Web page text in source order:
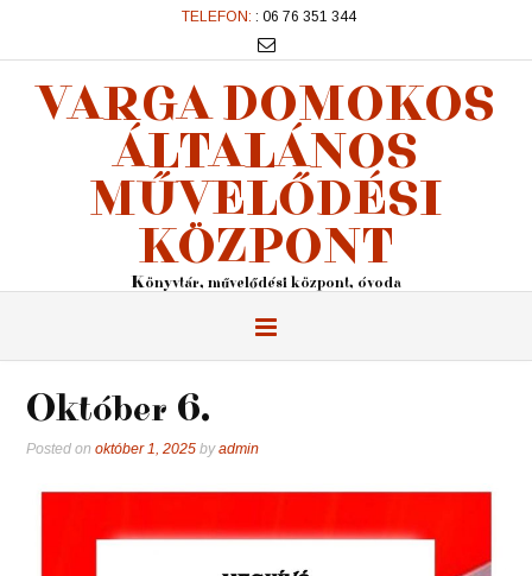
TELEFON: : 06 76 351 344
VARGA DOMOKOS
ÁLTALÁNOS
MŰVELŐDÉSI
KÖZPONT
Könyvtár, művelődési központ, óvoda
Október 6.
Posted on október 1, 2025 byadmin